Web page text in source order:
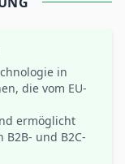
in
die vom EU-
ermöglicht
B2B- und B2C-